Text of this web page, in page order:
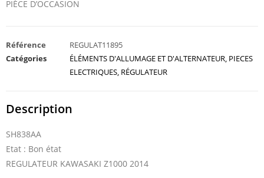
PIÈCE D’OCCASION
Référence
REGULAT11895
Catégories
ÉLÉMENTS D'ALLUMAGE ET D'ALTERNATEUR, PIECES
ELECTRIQUES, RÉGULATEUR
Description
SH838AA
Etat : Bon état
REGULATEUR KAWASAKI Z1000 2014